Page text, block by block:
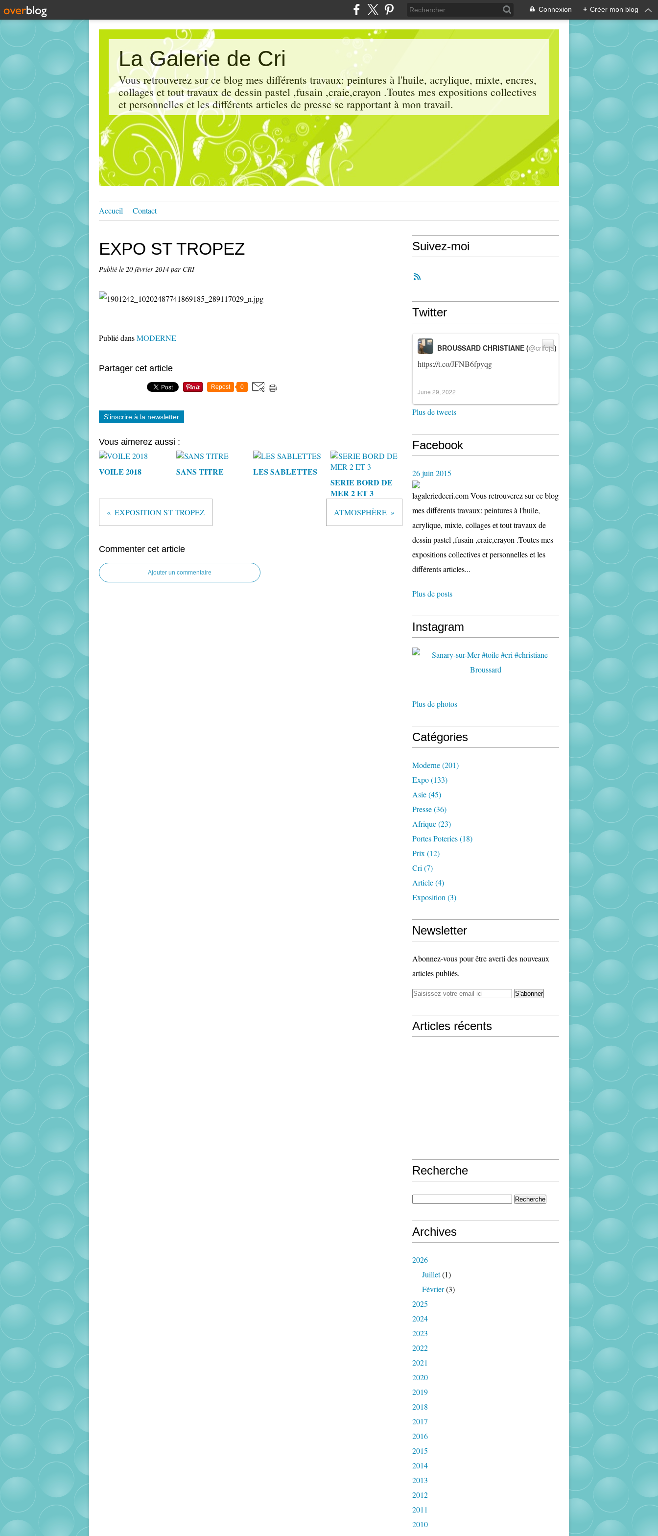
Connexion + Créer mon blog
La Galerie de Cri
Vous retrouverez sur ce blog mes différents travaux: peintures à l'huile, acrylique, mixte, encres,
collages et tout travaux de dessin pastel ,fusain ,craie,crayon .Toutes mes expositions collectives
et personnelles et les différents articles de presse se rapportant à mon travail.
Accueil Contact
EXPO ST TROPEZ
Publié le 20 février 2014 par CRI
Publié dansMODERNE
Partager cet article
Repost 0
S'inscrire à la newsletter
Vous aimerez aussi :
VOILE 2018 SANS TITRE
LES SABLETTES
SERIE BORD DE
MER 2 ET 3
EXPOSITION ST TROPEZ ATMOSPHÈRE
Commenter cet article
Ajouter un commentaire
Suivez-moi
Twitter
https://t.co/JFNB6fpyqg
BROUSSARD CHRISTIANE (@crifoja)
June 29, 2022
Plus de tweets
Facebook
26 juin 2015
lagaleriedecri.com Vous retrouverez sur ce blog
mes différents travaux: peintures à l'huile,
acrylique, mixte, collages et tout travaux de
dessin pastel ,fusain ,craie,crayon .Toutes mes
expositions collectives et personnelles et les
différents articles...
Plus de posts
Instagram
Plus de photos
Catégories
Moderne(201)
Expo(133)
Asie(45)
Presse(36)
Afrique(23)
Portes Poteries(18)
Prix (12)
Cri (7)
Article(4)
Exposition (3)
Newsletter
Abonnez-vous pour être averti des nouveaux
articles publiés.
Articles récents
Recherche
Archives
2026
Juillet(1)
Février(3)
2025
2024
2023
2022
2021
2020
2019
2018
2017
2016
2015
2014
2013
2012
2011
2010